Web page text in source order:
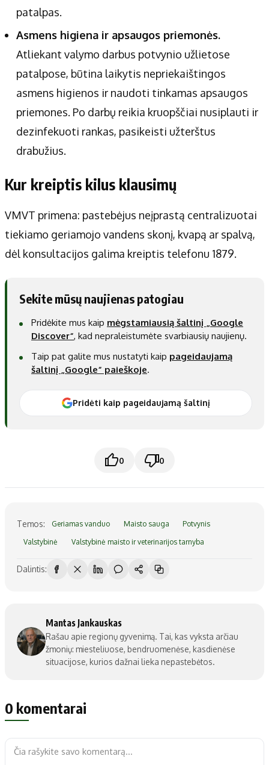
patalpas.
Asmens higiena ir apsaugos priemonės.
Atliekant valymo darbus potvynio užlietose
patalpose, būtina laikytis nepriekaištingos
asmens higienos ir naudoti tinkamas apsaugos
priemones. Po darbų reikia kruopščiai nusiplauti ir
dezinfekuoti rankas, pasikeisti užterštus
drabužius.
Kur kreiptis kilus klausimų
VMVT primena: pastebėjus neįprastą centralizuotai
tiekiamo geriamojo vandens skonį, kvapą ar spalvą,
dėl konsultacijos galima kreiptis telefonu 1879.
Sekite mūsų naujienas patogiau
Pridėkite mus kaip mėgstamiausią šaltinį „Google
Discover“, kad nepraleistumėte svarbiausių naujienų.
Taip pat galite mus nustatyti kaip pageidaujamą
šaltinį „Google“ paieškoje.
Pridėti kaip pageidaujamą šaltinį
0 0
Temos: Geriamas vanduo Maisto sauga Potvynis
Valstybinė Valstybinė maisto ir veterinarijos tarnyba
Dalintis:
Mantas Jankauskas
Rašau apie regionų gyvenimą. Tai, kas vyksta arčiau
žmonių: miesteliuose, bendruomenėse, kasdienėse
situacijose, kurios dažnai lieka nepastebėtos.
0 komentarai